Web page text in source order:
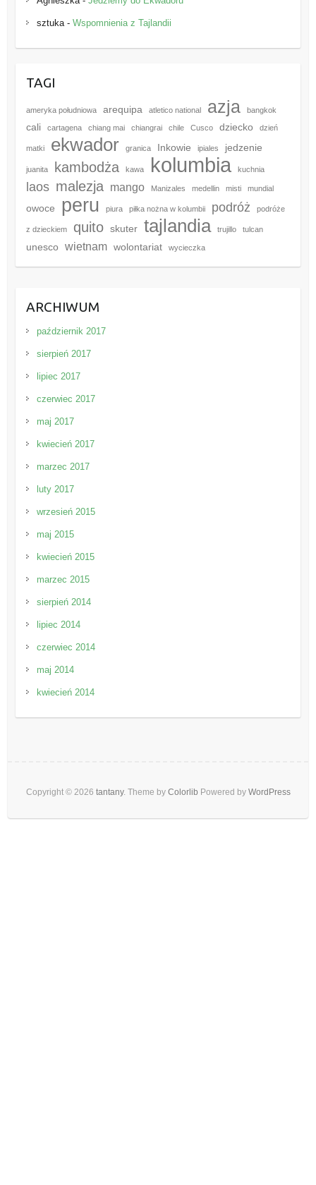
sztuka- Wspomnienia z Tajlandii
TAGI
ameryka południowa arequipa atletico national azja bangkok
cali cartagena chiang mai chiangrai chile Cusco dziecko dzień
matki ekwador granica Inkowie ipiales jedzenie
juanita kambodża kawa kolumbia kuchnia
laos malezja mango Manizales medellin misti mundial
owoce peru piura piłka nożna w kolumbii podróż podróże
z dzieckiem quito skuter tajlandia trujillo tulcan
unesco wietnam wolontariat wycieczka
ARCHIWUM
październik 2017
sierpień 2017
lipiec 2017
czerwiec 2017
maj 2017
kwiecień 2017
marzec 2017
luty 2017
wrzesień 2015
maj 2015
kwiecień 2015
marzec 2015
sierpień 2014
lipiec 2014
czerwiec 2014
maj 2014
kwiecień 2014
Copyright © 2026 tantany. Theme by Colorlib Powered by WordPress